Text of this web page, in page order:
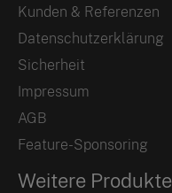
Kunden & Referenzen
Datenschutzerklärung
Sicherheit
Impressum
AGB
Feature-Sponsoring
Weitere Produkte